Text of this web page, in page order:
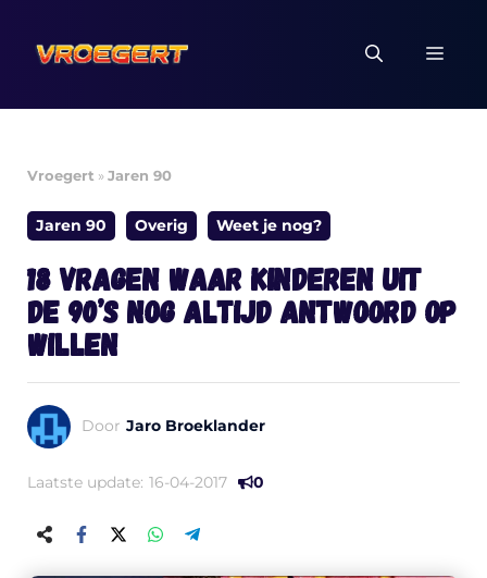
naar
inhoud
Vroegert »Jaren 90
Jaren 90 Overig Weet je nog?
18 vragen waar kinderen uit
de 90’s nog altijd antwoord op
willen
Door Jaro Broeklander
Laatste update: 16-04-2017 0